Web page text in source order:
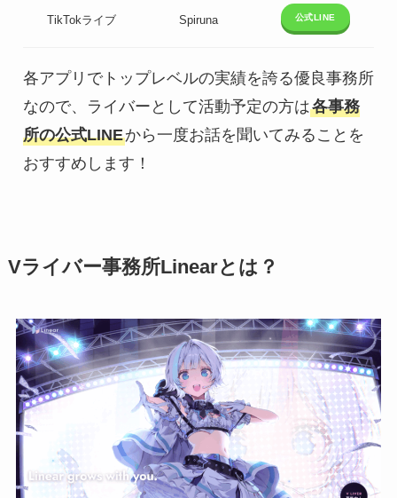
TikTokライブ Spiruna 公式LINE
各アプリでトップレベルの実績を誇る優良事務所
なので、ライバーとして活動予定の方は各事務
所の公式LINEから一度お話を聞いてみることを
おすすめします！
Vライバー事務所Linearとは？